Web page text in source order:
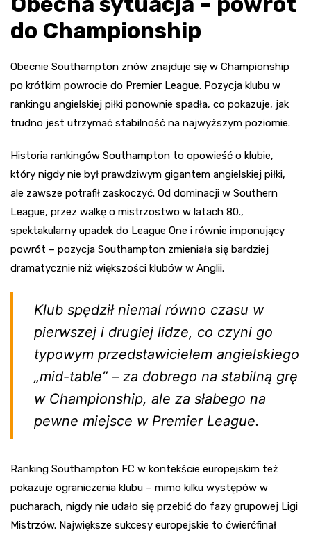
do Championship
Obecnie Southampton znów znajduje się w Championship
po krótkim powrocie do Premier League. Pozycja klubu w
rankingu angielskiej piłki ponownie spadła, co pokazuje, jak
trudno jest utrzymać stabilność na najwyższym poziomie.
Historia rankingów Southampton to opowieść o klubie,
który nigdy nie był prawdziwym gigantem angielskiej piłki,
ale zawsze potrafił zaskoczyć. Od dominacji w Southern
League, przez walkę o mistrzostwo w latach 80.,
spektakularny upadek do League One i równie imponujący
powrót – pozycja Southampton zmieniała się bardziej
dramatycznie niż większości klubów w Anglii.
Klub spędził niemal równo czasu w
pierwszej i drugiej lidze, co czyni go
typowym przedstawicielem angielskiego
„mid-table” – za dobrego na stabilną grę
w Championship, ale za słabego na
pewne miejsce w Premier League.
Ranking Southampton FC w kontekście europejskim też
pokazuje ograniczenia klubu – mimo kilku występów w
pucharach, nigdy nie udało się przebić do fazy grupowej Ligi
Mistrzów. Największe sukcesy europejskie to ćwierćfinał